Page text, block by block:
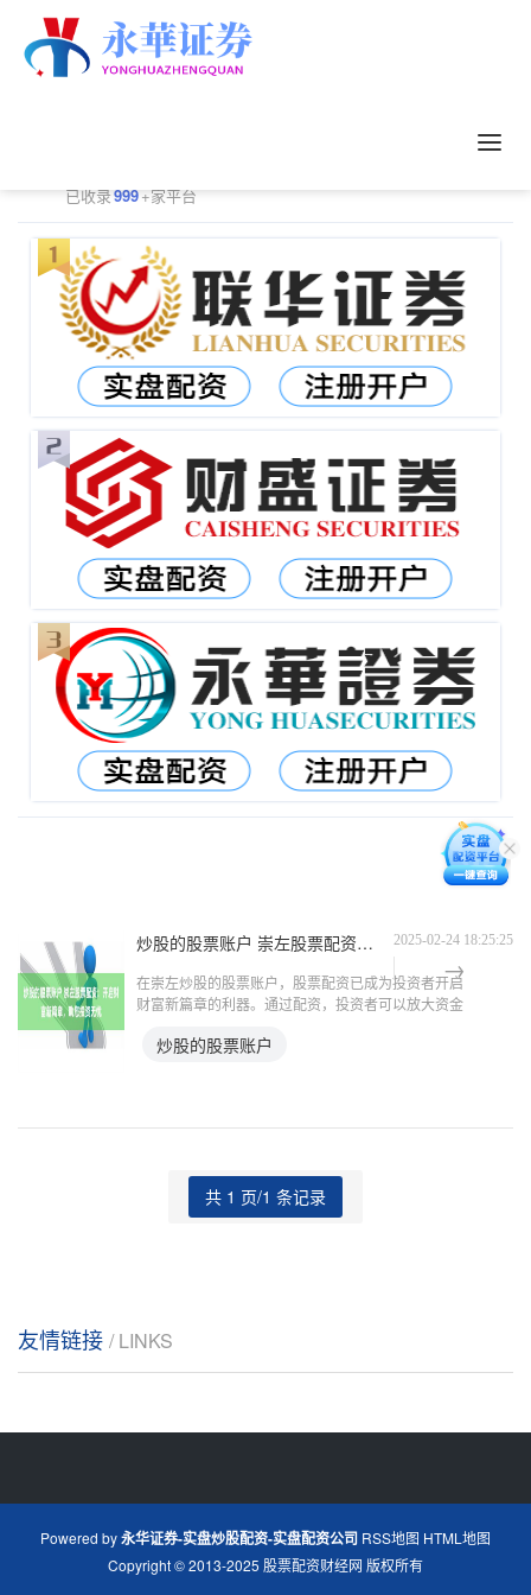
已收录999+家平台
炒股的股票账户 崇左股票配资：开启财富新篇章，助您投资无忧 2025-02-24 18:25:25
在崇左炒股的股票账户，股票配资已成为投资者开启
财富新篇章的利器。通过配资，投资者可以放大资金
首先，它可以放大投资收益。通过借入资金，投资者
炒股的股票账户
共 1 页/1 条记录
友情链接 / LINKS
Powered by永华证券-实盘炒股配资-实盘配资公司 RSS地图 HTML地图
Copyright© 2013-2025 股票配资财经网 版权所有